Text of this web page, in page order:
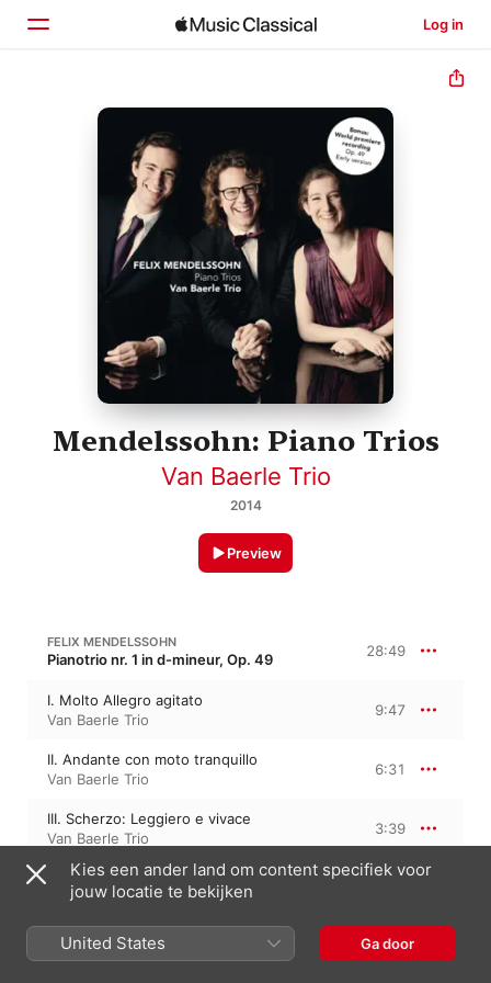
Log in
Home
Ontdek
Mendelssohn: Piano Trios
Van Baerle Trio
2014
Preview
FELIX MENDELSSOHN
Pianotrio nr. 1 in d-mineur, Op. 49 28:49
I. Molto Allegro agitato
Van Baerle Trio
9:47
II. Andante con moto tranquillo
Van Baerle Trio
6:31
III. Scherzo: Leggiero e vivace
Van Baerle Trio
3:39
IV. Finale: Allegro assai appassionato
Van Baerle Trio
FELIX MENDELSSOHN 28:30
Kies een ander land om content specifiek voor
jouw locatie te bekijken
United States Ga door